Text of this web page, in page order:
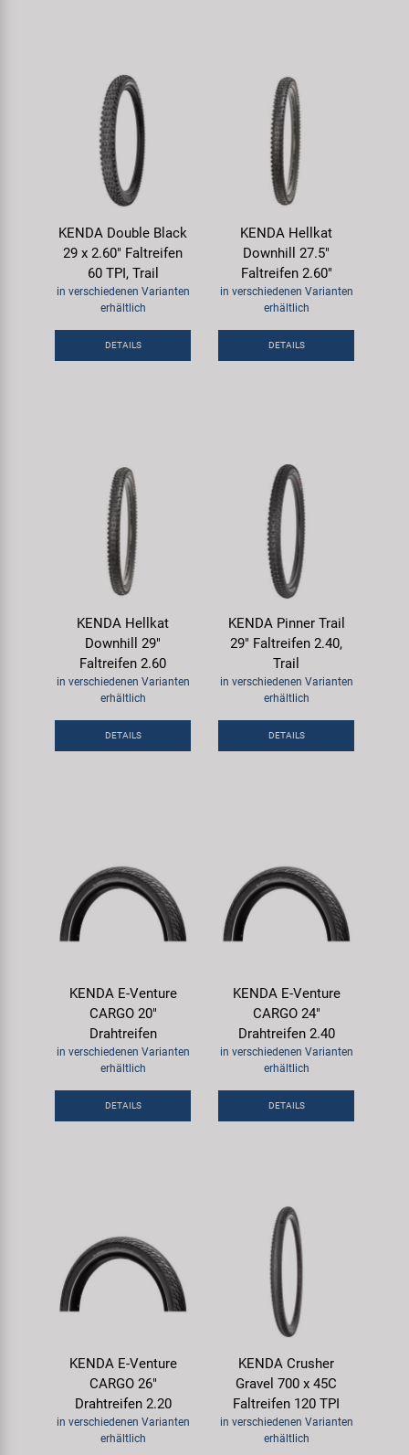
KENDA Double Black
29 x 2.60" Faltreifen
60 TPI, Trail
in verschiedenen Varianten
erhältlich
DETAILS
KENDA Hellkat
Downhill 27.5"
Faltreifen 2.60"
in verschiedenen Varianten
erhältlich
DETAILS
KENDA Hellkat
Downhill 29"
Faltreifen 2.60
in verschiedenen Varianten
erhältlich
DETAILS
KENDA Pinner Trail
29" Faltreifen 2.40,
Trail
in verschiedenen Varianten
erhältlich
DETAILS
KENDA E-Venture
CARGO 20"
Drahtreifen
in verschiedenen Varianten
erhältlich
DETAILS
KENDA E-Venture
CARGO 24"
Drahtreifen 2.40
in verschiedenen Varianten
erhältlich
DETAILS
KENDA E-Venture
CARGO 26"
Drahtreifen 2.20
in verschiedenen Varianten
erhältlich
KENDA Crusher
Gravel 700 x 45C
Faltreifen 120 TPI
in verschiedenen Varianten
erhältlich